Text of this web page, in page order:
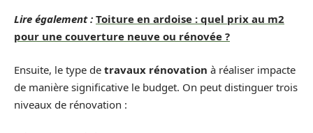
Lire également : Toiture en ardoise : quel prix au m2
pour une couverture neuve ou rénovée ?
Ensuite, le type de travaux rénovation à réaliser impacte
de manière significative le budget. On peut distinguer trois
niveaux de rénovation :